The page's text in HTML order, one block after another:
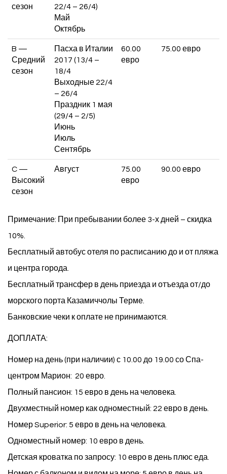
сезон
22/4 – 26/4)
Май
Октябрь
B —
Средний
сезон
Пасха в Италии
2017 (13/4 –
18/4
Выходные 22/4
– 26/4
Праздник 1 мая
(29/4 – 2/5)
Июнь
Июль
Сентябрь
60.00
евро
75.00 евро
C —
Высокий
сезон
Август
75.00
евро
90.00 евро
Примечание: При пребывании более 3-х дней – скидка
10%.
Бесплатный автобусотеля по расписанию до и от пляжа
и центра города.
Бесплатный трансфер в день приезда и отъезда от/до
морского порта Казамиччолы Терме.
Банковские чеки к оплате не принимаются.
ДОПЛАТА:
Номер на день (при наличии) с 10.00 до 19.00 со Спа-
центром Марион: 20 евро.
Полный пансион: 15 евро в день на человека.
Двухместный номер как одноместный: 22 евро в день.
Номер Superior: 5 евро в день на человека.
Одноместный номер: 10 евро в день.
Детская кроватка по запросу: 10 евро в день плюс еда.